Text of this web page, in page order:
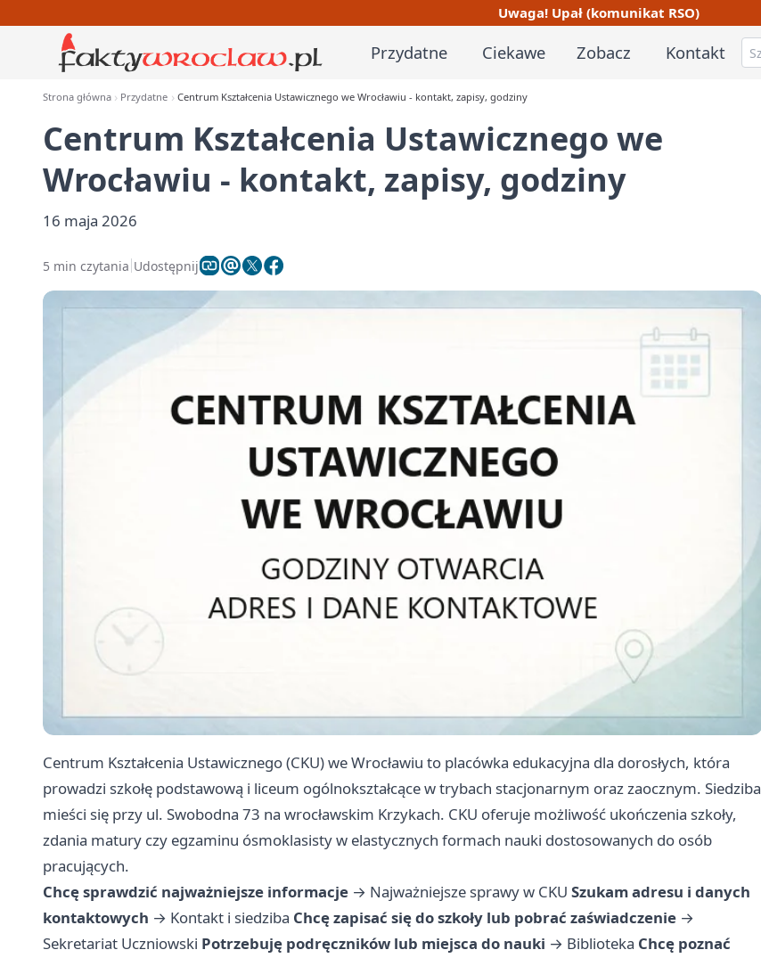
Uwaga! Upał (komunikat RSO)
Przydatne Ciekawe Zobacz Kontakt
Strona główna Przydatne Centrum Kształcenia Ustawicznego we Wrocławiu - kontakt, zapisy, godziny
Centrum Kształcenia Ustawicznego we
Wrocławiu - kontakt, zapisy, godziny
16 maja 2026
5 min czytania Udostępnij
Centrum Kształcenia Ustawicznego (CKU) we Wrocławiu to placówka edukacyjna dla dorosłych, która
prowadzi szkołę podstawową i liceum ogólnokształcące w trybach stacjonarnym oraz zaocznym. Siedziba
mieści się przy ul. Swobodna 73 na wrocławskim Krzykach. CKU oferuje możliwość ukończenia szkoły,
zdania matury czy egzaminu ósmoklasisty w elastycznych formach nauki dostosowanych do osób
pracujących.
Chcę sprawdzić najważniejsze informacje → Najważniejsze sprawy w CKU Szukam adresu i danych
kontaktowych → Kontakt i siedziba Chcę zapisać się do szkoły lub pobrać zaświadczenie →
Sekretariat Uczniowski Potrzebuję podręczników lub miejsca do nauki → Biblioteka Chcę poznać